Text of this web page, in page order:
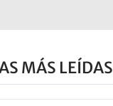
MÁS LEÍDAS